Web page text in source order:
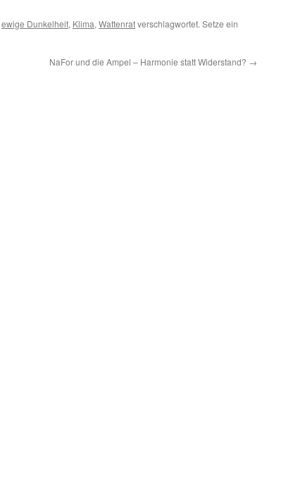
ewige Dunkelheit, Klima, Wattenratverschlagwortet. Setze ein
NaFor und die Ampel – Harmonie statt Widerstand? →